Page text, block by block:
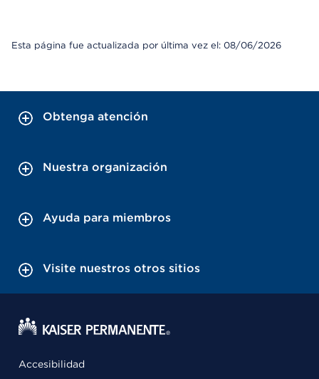
Esta página fue actualizada por última vez el: 08/06/2026
Obtenga atención
Nuestra organización
Ayuda para miembros
Visite nuestros otros sitios
Accesibilidad